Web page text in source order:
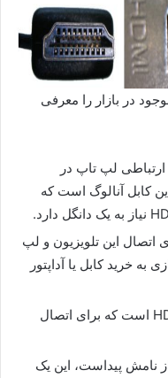
در بازار را معرفی
ارتباطی لپ تاپ در
کابل آنالوگ است که
اتصال این تلویزیون و لپ
به خرید کابل یا آداپتور
: این کابل مشابهHDMI است که برای اتصال
نامش پیداست، این یک